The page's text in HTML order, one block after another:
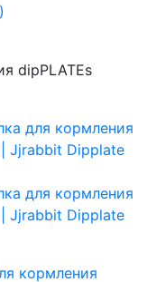
dipPLATEs